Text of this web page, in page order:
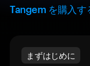
Tangem を購入す
まずはじめに